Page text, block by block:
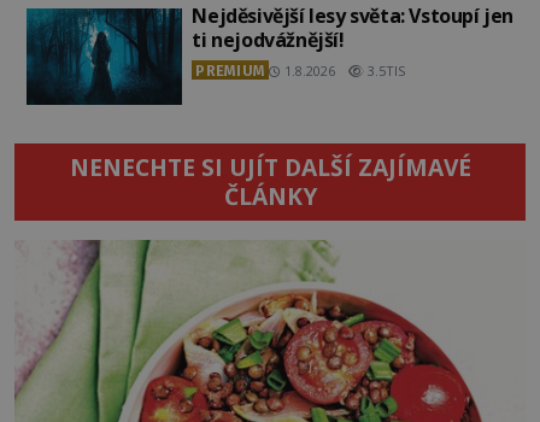
Nejděsivější lesy světa: Vstoupí jen
ti nejodvážnější!
PREMIUM 1.8.2026 3.5TIS
NENECHTE SI UJÍT DALŠÍ ZAJÍMAVÉ
ČLÁNKY